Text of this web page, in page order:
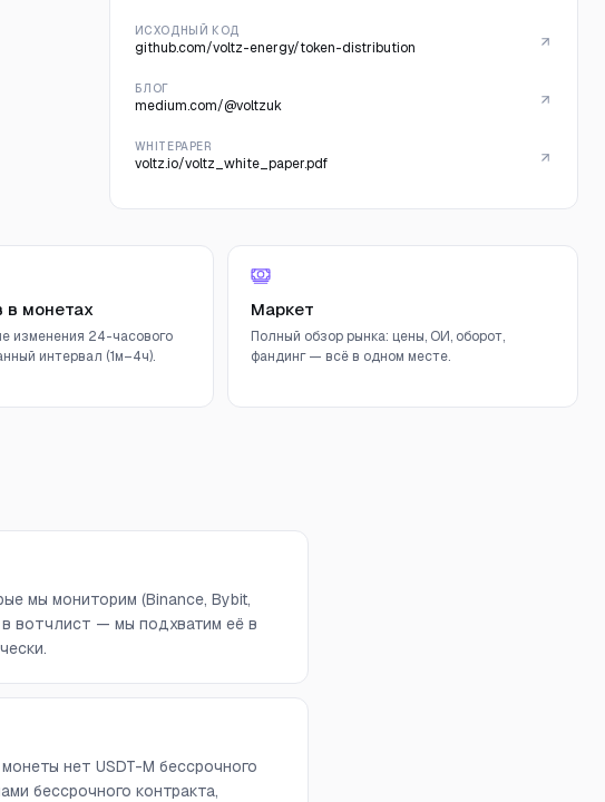
ИСХОДНЫЙ КОД
github.com/voltz-energy/token-distribution
БЛОГ
medium.com/@voltzuk
WHITEPAPER
voltz.io/voltz_white_paper.pdf
в монетах
изменения 24-часового
интервал (1м–4ч).
Маркет
Полный обзор рынка: цены, ОИ, оборот,
фандинг — всё в одном месте.
мы мониторим (Binance, Bybit,
в вотчлист — мы подхватим её в
нет USDT-M бессрочного
бессрочного контракта,